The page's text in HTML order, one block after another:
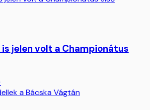
jelen volt a Championátus